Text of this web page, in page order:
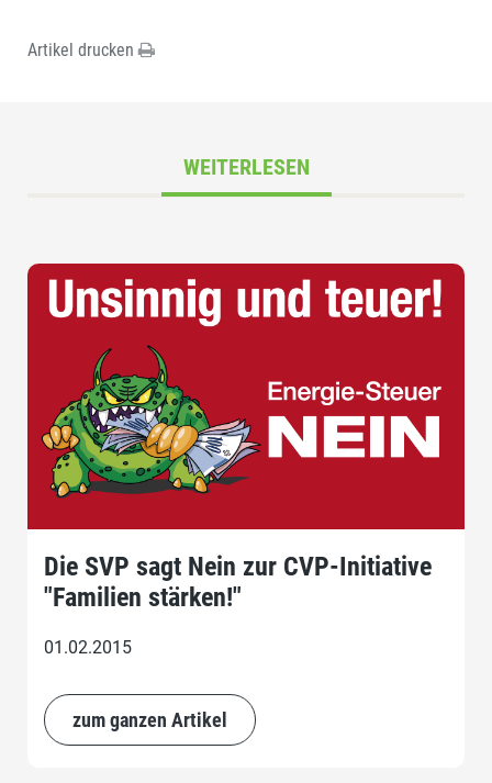
Artikel drucken
WEITERLESEN
Die SVP sagt Nein zur CVP-Initiative
"Familien stärken!"
01.02.2015
zum ganzen Artikel